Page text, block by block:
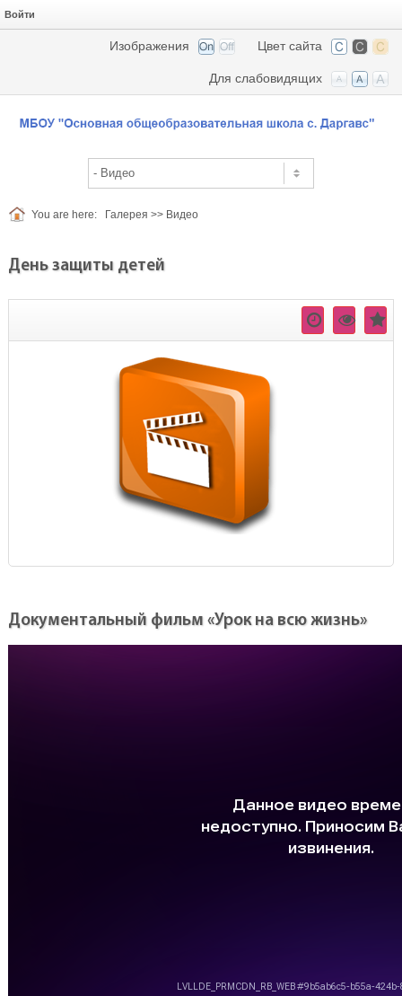
Войти
Цвет сайта
Изображения
Для слабовидящих
You are here: Галерея >> Видео
День защиты детей
Документальный фильм «Урок на всю жизнь»